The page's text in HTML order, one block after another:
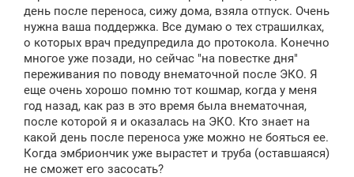
день после переноса, сижу дома, взяла отпуск. Очень
нужна ваша поддержка. Все думаю о тех страшилках,
о которых врач предупредила до протокола. Конечно
многое уже позади, но сейчас "на повестке дня"
переживания по поводу внематочной после ЭКО. Я
еще очень хорошо помню тот кошмар, когда у меня
год назад, как раз в это время была внематочная,
после которой я и оказалась на ЭКО. Кто знает на
какой день после переноса уже можно не бояться ее.
Когда эмбриончик уже вырастет и труба (оставшаяся)
не сможет его засосать?